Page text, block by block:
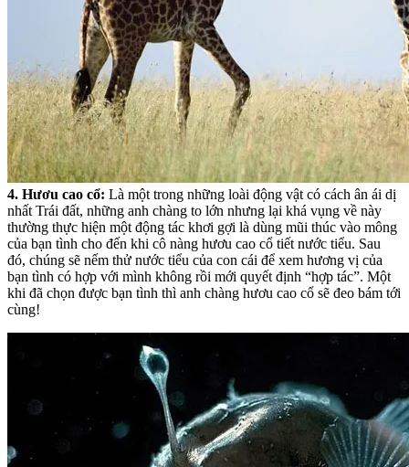
4. Hươu cao cổ: Là một trong những loài động vật có cách ân ái dị
nhất Trái đất, những anh chàng to lớn nhưng lại khá vụng về này
thường thực hiện một động tác khơi gợi là dùng mũi thúc vào mông
của bạn tình cho đến khi cô nàng hươu cao cổ tiết nước tiểu. Sau
đó, chúng sẽ nếm thử nước tiểu của con cái để xem hương vị của
bạn tình có hợp với mình không rồi mới quyết định “hợp tác”. Một
khi đã chọn được bạn tình thì anh chàng hươu cao cổ sẽ đeo bám tới
cùng!